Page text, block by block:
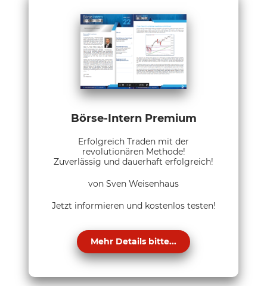
Börse-Intern Premium
Erfolgreich Traden mit der
revolutionären Methode!
Zuverlässig und dauerhaft erfolgreich!
von Sven Weisenhaus
Jetzt informieren und kostenlos testen!
Mehr Details bitte...